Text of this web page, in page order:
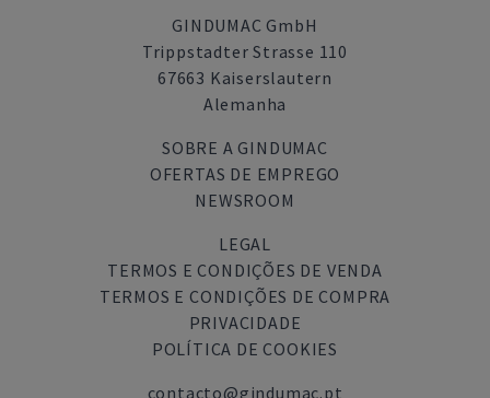
GINDUMAC GmbH
Trippstadter Strasse 110
67663 Kaiserslautern
Alemanha
SOBRE A GINDUMAC
OFERTAS DE EMPREGO
NEWSROOM
LEGAL
TERMOS E CONDIÇÕES DE VENDA
TERMOS E CONDIÇÕES DE COMPRA
PRIVACIDADE
POLÍTICA DE COOKIES
contacto@gindumac.pt